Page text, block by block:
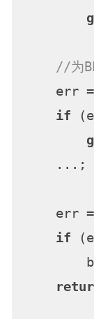
//为
err
if
    ...;
err
if